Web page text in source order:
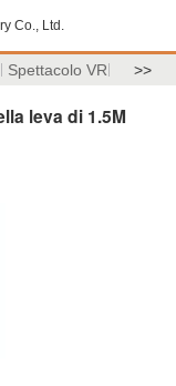
Co., Ltd.
Spettacolo VR >>
leva di 1.5M